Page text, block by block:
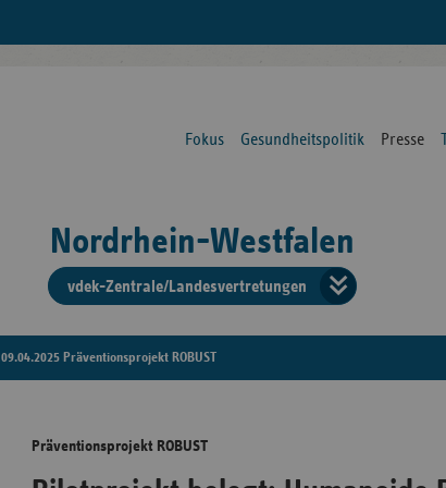
Fokus Gesundheitspolitik Presse
Nordrhein-Westfalen
vdek-Zentrale/Landesvertretungen
der
09.04.2025 Präventionsprojekt ROBUST
Präventionsprojekt ROBUST